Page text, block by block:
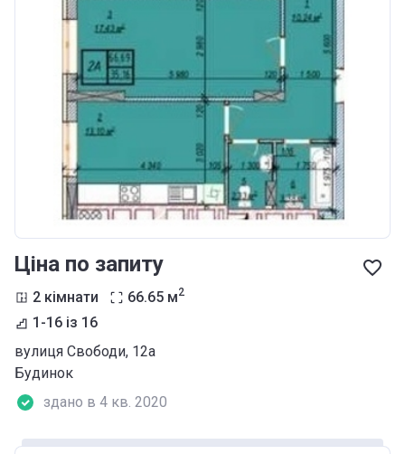
Ціна по запиту
2 кімнати 66.65 м2
1-16 із 16
вулиця Свободи, 12а
Будинок
здано в 4 кв. 2020